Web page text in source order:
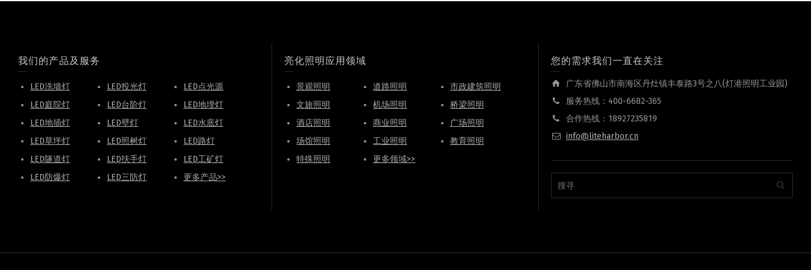
我们的产品及服务
LED洗墙灯 LED投光灯
LED点光源
LED庭院灯
LED台阶灯
LED地埋灯
LED地插灯
LED壁灯
LED水底灯
LED草坪灯
LED照树灯
LED路灯
LED隧道灯
LED扶手灯
LED工矿灯
LED防爆灯
LED三防灯 更多产品>>
亮化照明应用领域
景观照明 道路照明
市政建筑照明
文旅照明
机场照明
桥梁照明
酒店照明
商业照明
广场照明
场馆照明
工业照明
教育照明
特殊照明
更多领域>>
您的需求我们一直在关注
广东省佛山市南海区丹灶镇丰泰路3号之八(灯港照明工业园)
服务热线：400-6682-365
合作热线：18927235819
info@liteharbor.cn